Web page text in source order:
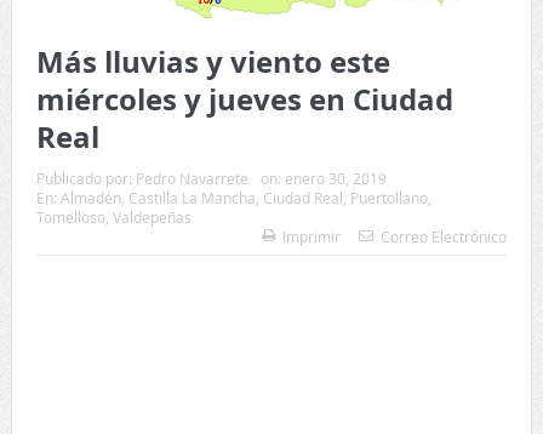
Más lluvias y viento este
miércoles y jueves en Ciudad
Real
Publicado por: Pedro Navarrete on: enero 30, 2019
En: Almadén Castilla La Mancha Ciudad Real Puertollano,
Tomelloso, Valdepeñas
Imprimir
Correo Electrónico